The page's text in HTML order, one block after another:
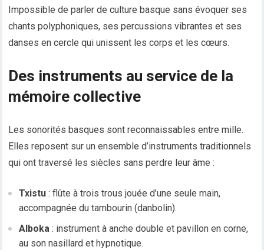
Impossible de parler de culture basque sans évoquer ses
chants polyphoniques, ses percussions vibrantes et ses
danses en cercle qui unissent les corps et les cœurs.
Des instruments au service de la
mémoire collective
Les sonorités basques sont reconnaissables entre mille.
Elles reposent sur un ensemble d’instruments traditionnels
qui ont traversé les siècles sans perdre leur âme :
Txistu : flûte à trois trous jouée d’une seule main,
accompagnée du tambourin (danbolin).
Alboka : instrument à anche double et pavillon en corne,
au son nasillard et hypnotique.